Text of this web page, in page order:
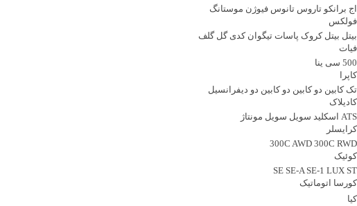
اج برانکو تاروس تانوس فیوژن موستانگ
فولکس
بیتل بیتل کروک پاسات تیگوان کدی گل گلف
فیات
500 سی ینا
کاپرا
تک کابین دو کابین دو کابین دو دیفرانسیل
کادیلاک
ATS اسکلید سویل سویل مونتاژ
کرایسلر
300C AWD 300C RWD
کوئیک
SE SE-A SE-1 LUX ST
کورسا اتوماتیک
کیا